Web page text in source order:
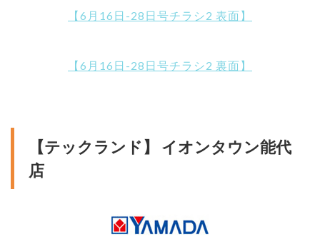
【6月16日-28日号チラシ2 表面】
【6月16日-28日号チラシ2 裏面】
【テックランド】 イオンタウン能代
店